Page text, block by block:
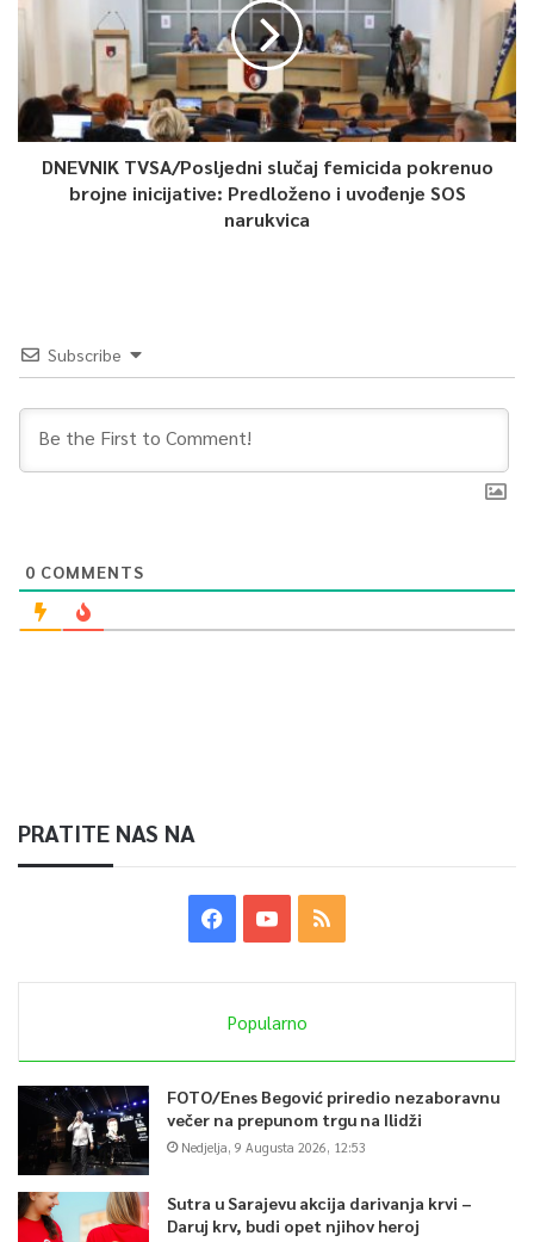
DNEVNIK TVSA/Posljedni slučaj femicida pokrenuo
brojne inicijative: Predloženo i uvođenje SOS
narukvica
Subscribe
0 COMMENTS
PRATITE NAS NA
Popularno
FOTO/Enes Begović priredio nezaboravnu
večer na prepunom trgu na Ilidži
Nedjelja, 9 Augusta 2026, 12:53
Sutra u Sarajevu akcija darivanja krvi –
Daruj krv, budi opet njihov heroj